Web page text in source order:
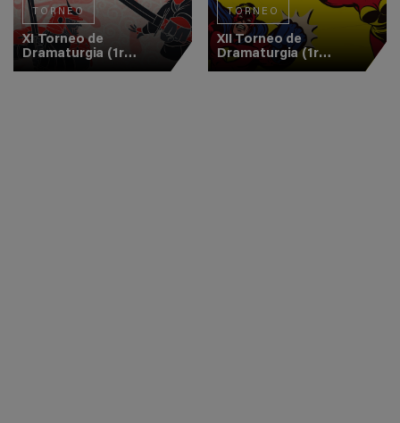
TORNEO
XI Torneo de
Dramaturgia (1r
Combate)
TORNEO
XII Torneo de
Dramaturgia (1r
Combate)